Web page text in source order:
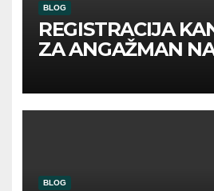
BLOG
REGISTRACIJA
ZA ANGAŽMAN
BLOG